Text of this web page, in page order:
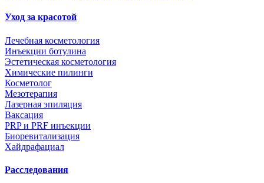
Уход за красотой
Лечебная косметология
Инъекции ботулина
Эстетическая косметология
Химические пилинги
Косметолог
Мезотерапия
Лазерная эпиляция
Ваксация
PRP и PRF инъекции
Биоревитализация
Хайдрафациал
Расследования